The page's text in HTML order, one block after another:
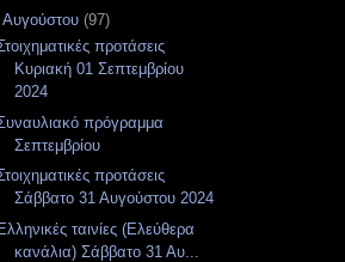
Αυγούστου (97)
προτάσεις
Κυριακή 01 Σεπτεμβρίου
2024
πρόγραμμα
Σεπτεμβρίου
προτάσεις
Σάββατο 31 Αυγούστου 2024
ταινίες (Ελεύθερα
κανάλια) Σάββατο 31 Αυ...